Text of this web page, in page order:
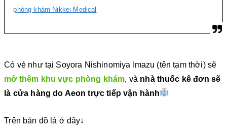
phòng khám Nikkei Medical
Có vẻ như tại Soyora Nishinomiya Imazu (tên tạm thời) sẽ
mở thêm khu vực phòng khám , và nhà thuốc kê đơn sẽ
là cửa hàng do Aeon trực tiếp vận hành
Trên bản đồ là ở đây↓